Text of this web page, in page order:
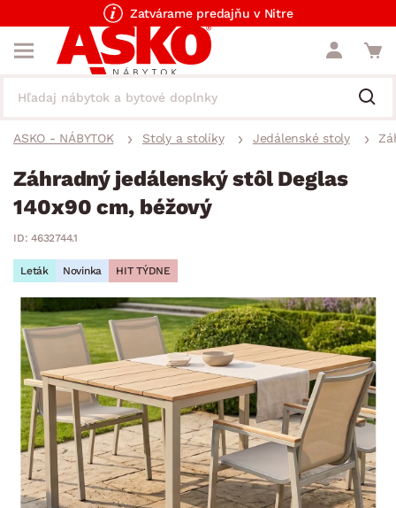
Zatvárame predajňu v Nitre
ASKO - NÁBYTOK Stoly a stolíky Jedálenské stoly
Záhradný jedálenský stôl Deglas
140x90 cm, béžový
ID: 4632744.1
Leták Novinka HIT TÝDNE